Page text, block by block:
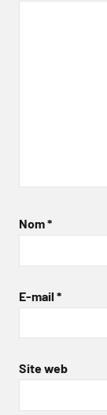
Nom*
E-mail *
Site web